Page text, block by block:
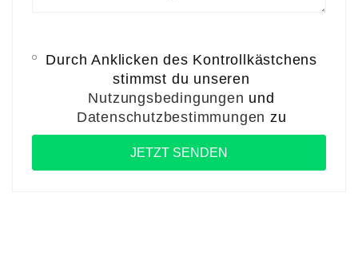
Durch Anklicken des Kontrollkästchens
stimmst du unseren
Nutzungsbedingungen und
Datenschutzbestimmungen zu